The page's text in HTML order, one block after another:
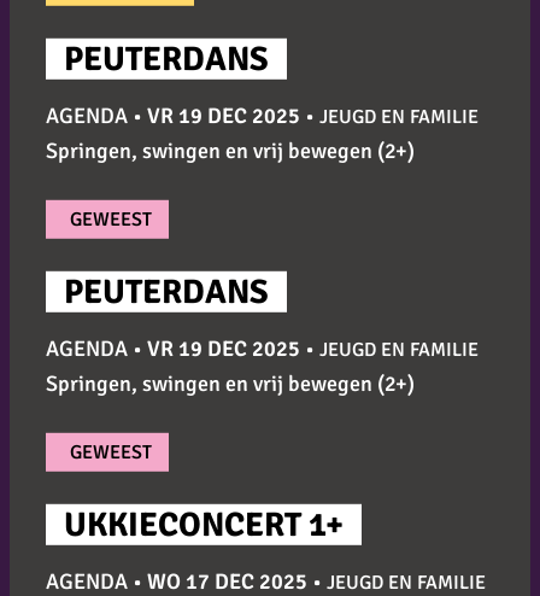
AGENDA • VR 19 DEC 2025 • JEUGD EN FAMILIE
PEUTERDANS
Springen, swingen en vrij bewegen (2+)
GEWEEST
AGENDA • VR 19 DEC 2025 • JEUGD EN FAMILIE
PEUTERDANS
Springen, swingen en vrij bewegen (2+)
GEWEEST
AGENDA • WO 17 DEC 2025 • JEUGD EN FAMILIE
UKKIECONCERT 1+